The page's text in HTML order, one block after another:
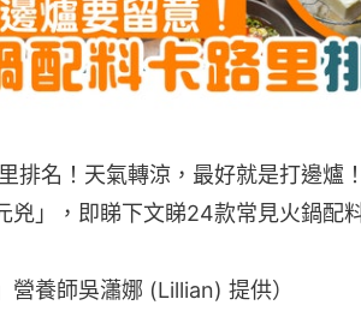
排名！天氣轉涼，最好就是打邊爐
兇」，即睇下文睇24款常見火鍋配
營養師吳瀟娜 (Lillian) 提供）